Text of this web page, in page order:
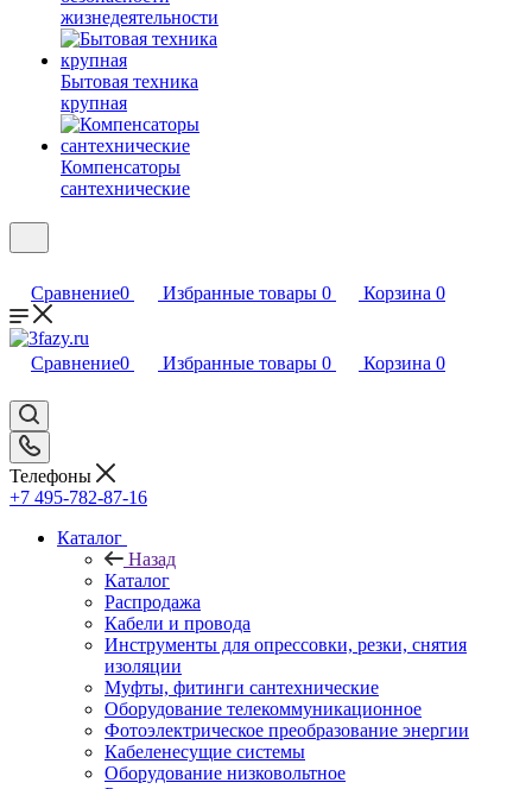
жизнедеятельности
Бытовая техника
крупная
Компенсаторы
сантехнические
Сравнение0 Избранные товары 0 Корзина 0
Сравнение0 Избранные товары 0 Корзина 0
Телефоны
+7 495-782-87-16
Каталог
Назад
Каталог
Распродажа
Кабели и провода
Инструменты для опрессовки, резки, снятия
изоляции
Муфты, фитинги сантехнические
Оборудование телекоммуникационное
Фотоэлектрическое преобразование энергии
Кабеленесущие системы
Оборудование низковольтное